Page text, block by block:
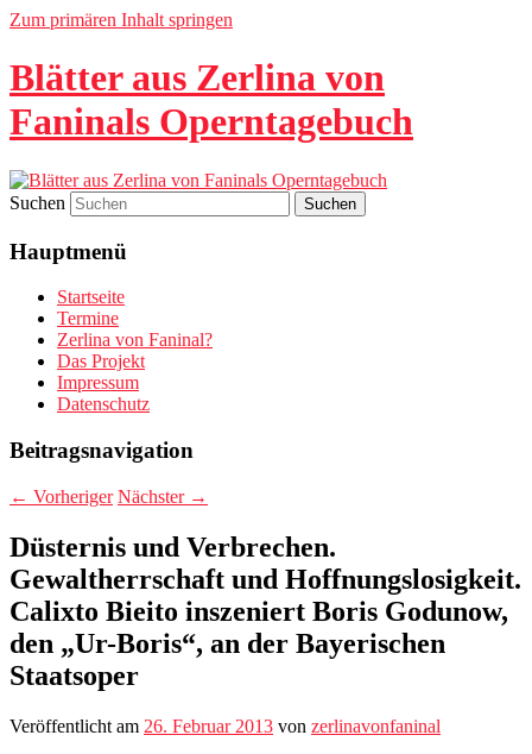
Zum primären Inhalt springen
Blätter aus Zerlina von
Faninals Operntagebuch
Suchen
Hauptmenü
Startseite
Termine
Zerlina von Faninal?
Das Projekt
Impressum
Datenschutz
Beitragsnavigation
← Vorheriger Nächster →
Düsternis und Verbrechen.
Gewaltherrschaft und Hoffnungslosigkeit.
Calixto Bieito inszeniert Boris Godunow,
den „Ur-Boris“, an der Bayerischen
Staatsoper
Veröffentlicht am 26. Februar 2013 von zerlinavonfaninal